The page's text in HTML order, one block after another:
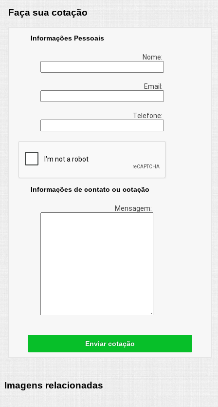
Faça sua cotação
Informações Pessoais
Nome:
Email:
Telefone:
Informações de contato ou cotação
Mensagem:
Enviar cotação
Imagens relacionadas